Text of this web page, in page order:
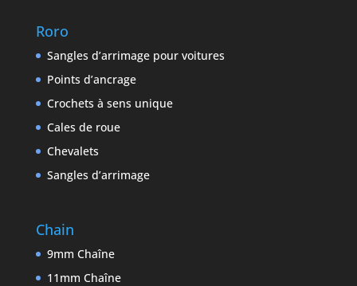
Roro
Sangles d’arrimage pour voitures
Points d’ancrage
Crochets à sens unique
Cales de roue
Chevalets
Sangles d’arrimage
Chain
9mm Chaîne
11mm Chaîne